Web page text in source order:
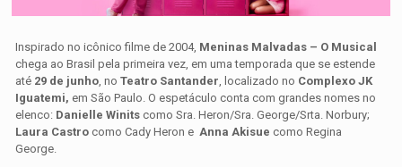
Inspirado no icônico filme de 2004, Meninas Malvadas – O Musical
chega ao Brasil pela primeira vez, em uma temporada que se estende
até 29 de junho, noTeatro Santander, localizado no Complexo JK
Iguatemi, em São Paulo. O espetáculo conta com grandes nomes no
elenco: Danielle Winits como Sra. Heron/Sra. George/Srta. Norbury;
Laura Castro como Cady Heron eAnna Akisue como Regina
George.